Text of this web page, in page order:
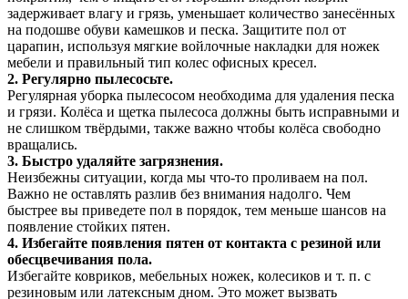
задерживает влагу и грязь, уменьшает количество занесённых
на подошве обуви камешков и песка. Защитите пол от
царапин, используя мягкие войлочные накладки для ножек
мебели и правильный тип колес офисных кресел.
2. Регулярно пылесосьте.
Регулярная уборка пылесосом необходима для удаления песка
и грязи. Колёса и щетка пылесоса должны быть исправными и
не слишком твёрдыми, также важно чтобы колёса свободно
вращались.
3. Быстро удаляйте загрязнения.
Неизбежны ситуации, когда мы что-то проливаем на пол.
Важно не оставлять разлив без внимания надолго. Чем
быстрее вы приведете пол в порядок, тем меньше шансов на
появление стойких пятен.
4. Избегайте появления пятен от контакта с резиной или
обесцвечивания пола.
Избегайте ковриков, мебельных ножек, колесиков и т. п. с
резиновым или латексным дном. Это может вызвать